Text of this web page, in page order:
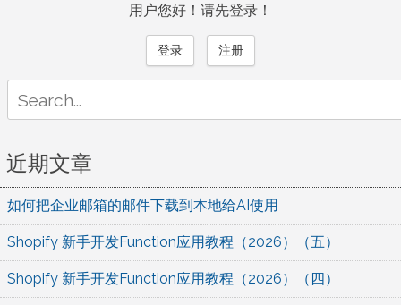
用户您好！请先登录！
登录 注册
for:
近期文章
如何把企业邮箱的邮件下载到本地给AI使用
Shopify 新手开发Function应用教程（2026）（五）
Shopify 新手开发Function应用教程（2026）（四）